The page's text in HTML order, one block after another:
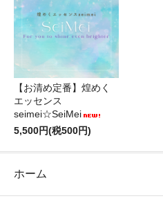
【お清め定番】煌めく
エッセンス
seimei☆SeiMei
5,500円(税500円)
ホーム